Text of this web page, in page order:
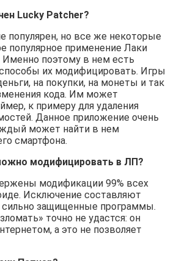
Lucky Patcher?
популярен, но все же некоторые
популярное применение Лаки
Именно поэтому в нем есть
их модифицировать. Игры
на покупки, на монеты и так
кода. Им может
к примеру для удаления
Данное приложение очень
может найти в нем
смартфона.
модифицировать в ЛП?
модификации 99% всех
Исключение составляют
защищенные программы.
точно не удастся: он
а это не позволяет